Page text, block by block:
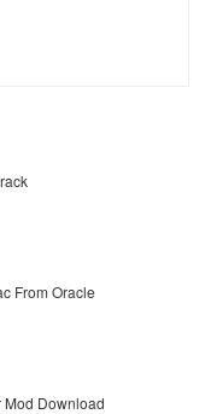
From Oracle
Mod Download